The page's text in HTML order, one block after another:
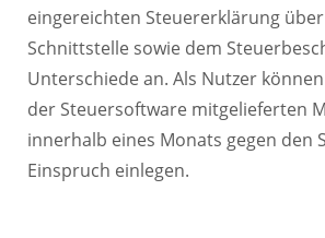
eingereichten Steuererklärung
Schnittstelle sowie dem
Unterschiede an. Als Nutzer
der Steuersoftware mitgelieferten
innerhalb eines Monats gegen den
Einspruch einlegen.